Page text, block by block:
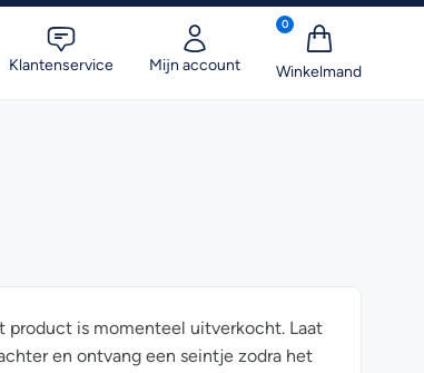
Klantenservice Mijn account
0
product is momenteel uitverkocht. Laat
en ontvang een seintje zodra het